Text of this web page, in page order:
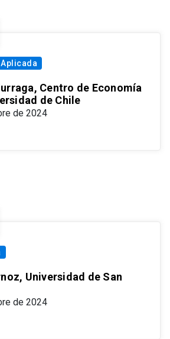
Centro de Economía
de Chile
de 2024
Universidad de San
de 2024